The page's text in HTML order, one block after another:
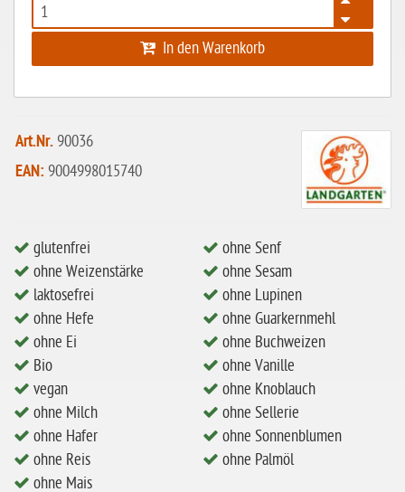
ohne Ei
vegan
ohne Mandeln
ohne Milch
ohne Hafer
ohne Zuckerzusatz
ohne Mais
ohne Senf
ohne Sesam
In den Warenkorb
Art.Nr. 90036
EAN: 9004998015740
glutenfrei
ohne Weizenstärke
laktosefrei
ohne Hefe
ohne Ei
Bio
vegan
ohne Milch
ohne Hafer
ohne Reis
ohne Mais
ohne Senf
ohne Sesam
ohne Lupinen
ohne Guarkernmehl
ohne Buchweizen
ohne Vanille
ohne Knoblauch
ohne Sellerie
ohne Sonnenblumen
ohne Palmöl